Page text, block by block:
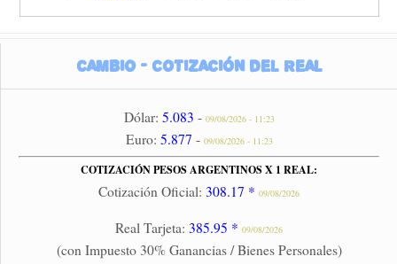
Cambio - Cotización del Real
Dólar: 5.083 - 09/08/2026 - 11:23
Euro: 5.877 - 09/08/2026 - 11:23
COTIZACIÓN PESOS ARGENTINOS X 1 REAL:
Cotización Oficial: 308.17 * 09/08/2026
Real Tarjeta: 385.95 * 09/08/2026
(con Impuesto 30% Ganancias / Bienes Personales)